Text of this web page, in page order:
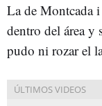
La de Montcada
dentro del área y
pudo ni rozar el